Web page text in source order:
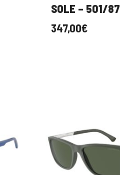
SOLE – 501/87
347,00€